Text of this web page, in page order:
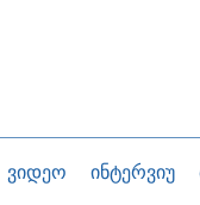
ვიდეო ინტერვიუ